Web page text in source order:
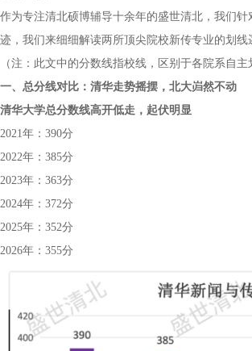
作为专注清北硕博辅导十余年的盛世清北，我们
迹，我们来细细解读两所顶尖院校新传专业的划线
（注：此文中的分数线指校线，区别于各院系自主
一、总分线对比：清华走势摇摆，北大岿然不动
清华大学总分数线高开低走，起伏明显
2021年：390分
2022年：385分
2023年：363分
2024年：372分
2025年：352分
2026年：355分